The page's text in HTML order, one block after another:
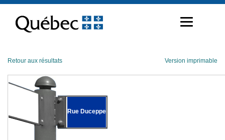
contenu
Retour aux résultats Version imprimable
Rue Duceppe